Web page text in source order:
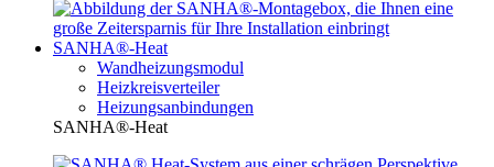
SANHA®-Heat
Wandheizungsmodul
Heizkreisverteiler
Heizungsanbindungen
SANHA®-Heat